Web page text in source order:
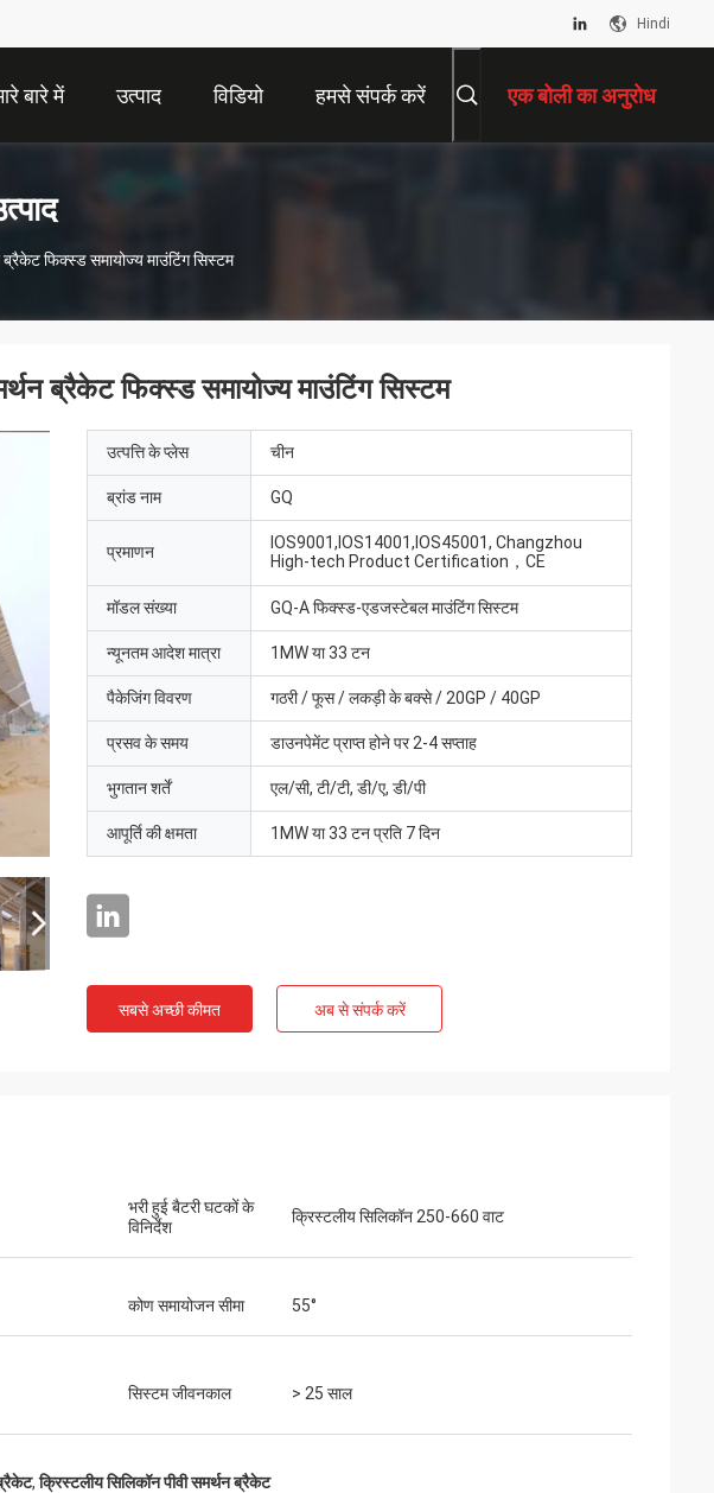
Hindi
बारे में उत्पाद विडियो हमसे संपर्क करें एक बोली का अनुरोध
फिक्स्ड समायोज्य माउंटिंग सिस्टम
ब्रैकेट फिक्स्ड समायोज्य माउंटिंग सिस्टम
उत्पत्ति के प्लेस चीन
ब्रांड नाम GQ
प्रमाणन
IOS9001,IOS14001,IOS45001, Changzhou
High-tech Product Certification，CE
मॉडल संख्या GQ-A फिक्स्ड-एडजस्टेबल माउंटिंग सिस्टम
न्यूनतम आदेश मात्रा 1MW या 33 टन
पैकेजिंग विवरण गठरी / फूस / लकड़ी के बक्से / 20GP / 40GP
प्रसव के समय डाउनपेमेंट प्राप्त होने पर 2-4 सप्ताह
भुगतान शर्तें एल/सी, टी/टी, डी/ए, डी/पी
आपूर्ति की क्षमता 1MW या 33 टन प्रति 7 दिन
सबसे अच्छी कीमत अब से संपर्क करें
भरी हुई बैटरी घटकों के
विनिर्देश
क्रिस्टलीय सिलिकॉन 250-660 वाट
कोण समायोजन सीमा 55°
सिस्टम जीवनकाल > 25 साल
,क्रिस्टलीय सिलिकॉन पीवी समर्थन ब्रैकेट